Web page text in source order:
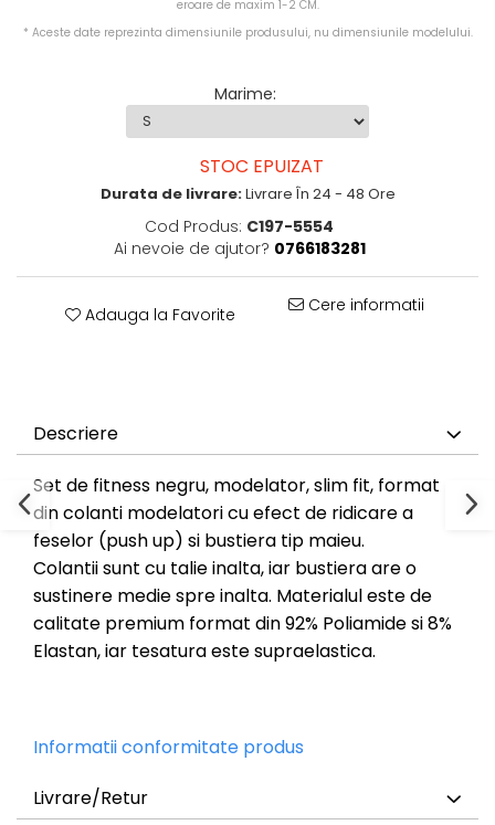
eroare de maxim 1-2 CM.
* Aceste date reprezinta dimensiunile produsului, nu dimensiunile modelului.
Marime:
STOC EPUIZAT
Durata de livrare:Livrare În 24 - 48 Ore
Cod Produs: C197-5554
Ai nevoie de ajutor? 0766183281
Adauga la Favorite Cere informatii
Descriere
Set de fitness negru, modelator, slim fit, format
dincolanti modelatoricu efect de ridicare a
feselor (push up) si bustiera tip maieu.
Colantiisunt cu talie inalta, iar bustieraare o
sustinere medie spre inalta. Materialul este de
calitate premium format din 92% Poliamide si 8%
Elastan, iar tesatura este supraelastica.
Informatii conformitate produs
Livrare/Retur